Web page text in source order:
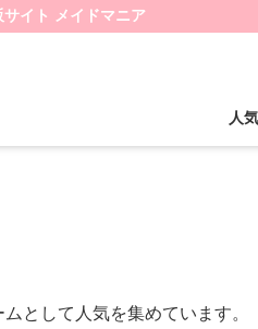
サイト メイドマニア
人
として人気を集めています。